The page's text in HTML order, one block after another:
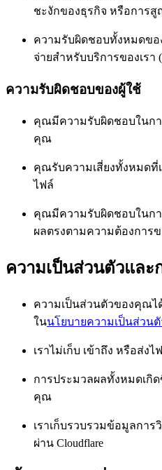
ชะงักของธุรกิจ หรือการสู
ความรับผิดชอบทั้งหมดขอ
จ่ายสำหรับบริการของเรา
ความรับผิดชอบของผู้ใช้
คุณมีความรับผิดชอบในก
คุณ
คุณรับความเสี่ยงทั้งหมดที่
ไฟล์
คุณมีความรับผิดชอบในก
ผลตรงตามความต้องการ
ความเป็นส่วนตัวแล
ความเป็นส่วนตัวของคุณไ
ในนโยบายความเป็นส่วนตั
เราไม่เก็บ เข้าถึง หรือส่ง
การประมวลผลทั้งหมดเกิด
คุณ
เราเก็บรวบรวมข้อมูลการ
ผ่าน Cloudflare